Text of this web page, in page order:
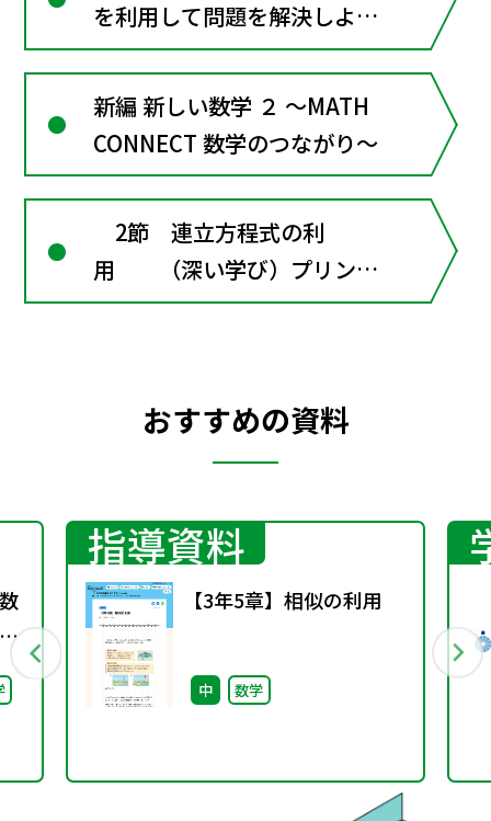
を利用して問題を解決しよう
（章全体にかかわる資料）
新編 新しい数学 ２ ～MATH
CONNECT 数学のつながり～
2節 連立方程式の利
用 （深い学び）プリンと
ケーキを何個買う？
おすすめの資料
指導資料
【3年5章】相似の利用
中 数学